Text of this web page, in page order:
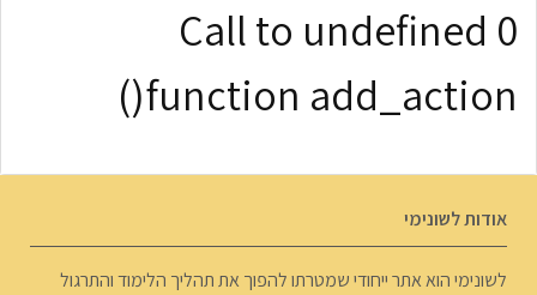
0 Call to undefined
function add_action()
אודות לשונימי
לשונימי הוא אתר ייחודי שמטרתו להפוך את תהליך הלימוד והתרגול